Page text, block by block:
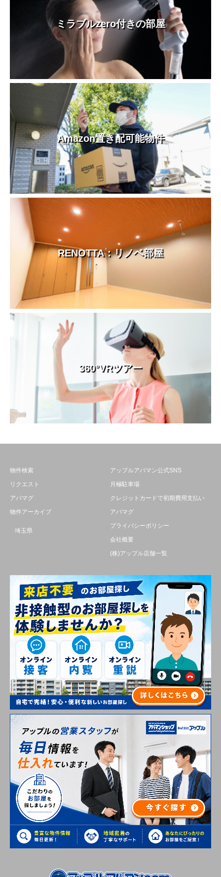
ミラブルzero付きの部屋
Amazon置き配可能物件
RENOTTA：リノベ部屋
360°VRツアー
物件検索
リクエスト
アパマグ
物件アーカイブ
埼玉県
アップルアパマン公式SNS
月極駐車場
クレジットカードで初期費用支払い
アパマグ
プライバシーポリシー
会社概要
(株)アップル店舗一覧